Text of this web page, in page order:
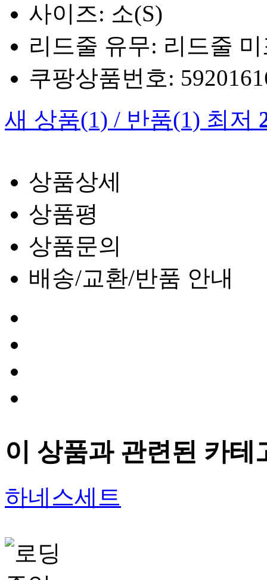
사이즈: 소(S)
리드줄 유무: 리드줄
쿠팡상품번호:
새 상품(1) / 반품(1) 최저
상품상세
상품평
상품문의
배송/교환/반품 안내
이 상품과 관련된 카테
하네스세트